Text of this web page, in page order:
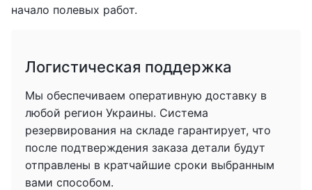
начало полевых работ.
Логистическая поддержка
Мы обеспечиваем оперативную доставку в
любой регион Украины. Система
резервирования на складе гарантирует, что
после подтверждения заказа детали будут
отправлены в кратчайшие сроки выбранным
вами способом.